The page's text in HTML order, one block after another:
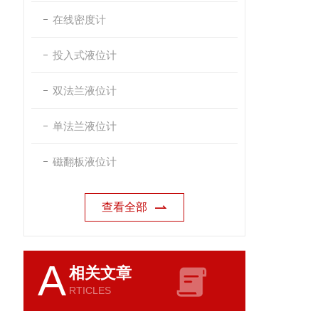
在线密度计
投入式液位计
双法兰液位计
单法兰液位计
磁翻板液位计
查看全部
A相关文章
RTICLES